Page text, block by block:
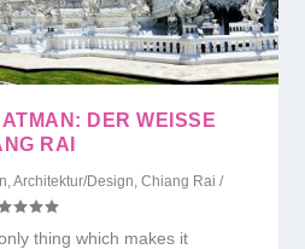
DER WEISSE T
RAI
,Architektur/Design ,Chiang Rai /
thing which makes it